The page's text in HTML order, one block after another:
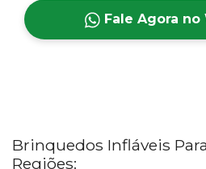
Fale Agora no
Brinquedos Infláveis
Regiões: